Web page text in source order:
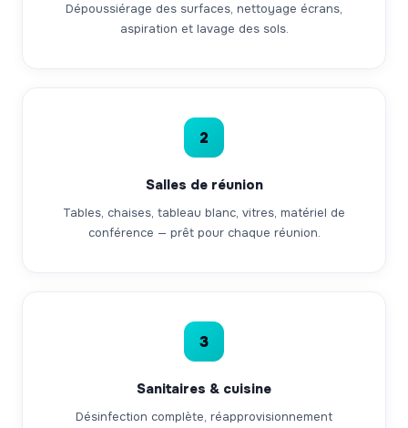
Dépoussiérage des surfaces, nettoyage écrans,
aspiration et lavage des sols.
2
Salles de réunion
Tables, chaises, tableau blanc, vitres, matériel de
conférence — prêt pour chaque réunion.
3
Sanitaires & cuisine
Désinfection complète, réapprovisionnement